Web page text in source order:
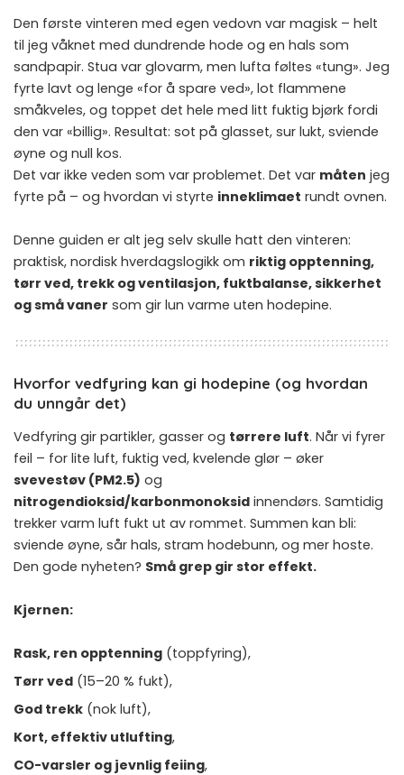
Den første vinteren med egen vedovn var magisk – helt
til jeg våknet med dundrende hode og en hals som
sandpapir. Stua var glovarm, men lufta føltes «tung». Jeg
fyrte lavt og lenge «for å spare ved», lot flammene
småkveles, og toppet det hele med litt fuktig bjørk fordi
den var «billig». Resultat: sot på glasset, sur lukt, sviende
øyne og null kos.
Det var ikke veden som var problemet. Det var måten jeg
fyrte på – og hvordan vi styrte inneklimaet rundt ovnen.
Denne guiden er alt jeg selv skulle hatt den vinteren:
praktisk, nordisk hverdagslogikk om riktig opptenning,
tørr ved, trekk og ventilasjon, fuktbalanse, sikkerhet
og små vaner som gir lun varme uten hodepine.
Hvorfor vedfyring kan gi hodepine (og hvordan
du unngår det)
Vedfyring gir partikler, gasser og tørrere luft. Når vi fyrer
feil – for lite luft, fuktig ved, kvelende glør – øker
svevestøv (PM2.5) og
nitrogendioksid/karbonmonoksid innendørs. Samtidig
trekker varm luft fukt ut av rommet. Summen kan bli:
sviende øyne, sår hals, stram hodebunn, og mer hoste.
Den gode nyheten? Små grep gir stor effekt.
Kjernen:
Rask, ren opptenning (toppfyring),
Tørr ved (15–20 % fukt),
God trekk (nok luft),
Kort, effektiv utlufting,
CO-varsler og jevnlig feiing,